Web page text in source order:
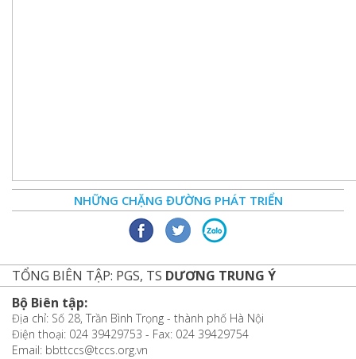
NHỮNG CHẶNG ĐƯỜNG PHÁT TRIỂN
TỔNG BIÊN TẬP: PGS, TS DƯƠNG TRUNG Ý
Bộ Biên tập:
Địa chỉ: Số 28, Trần Bình Trọng - thành phố Hà Nội
Điện thoại: 024 39429753 - Fax: 024 39429754
Email: bbttccs@tccs.org.vn